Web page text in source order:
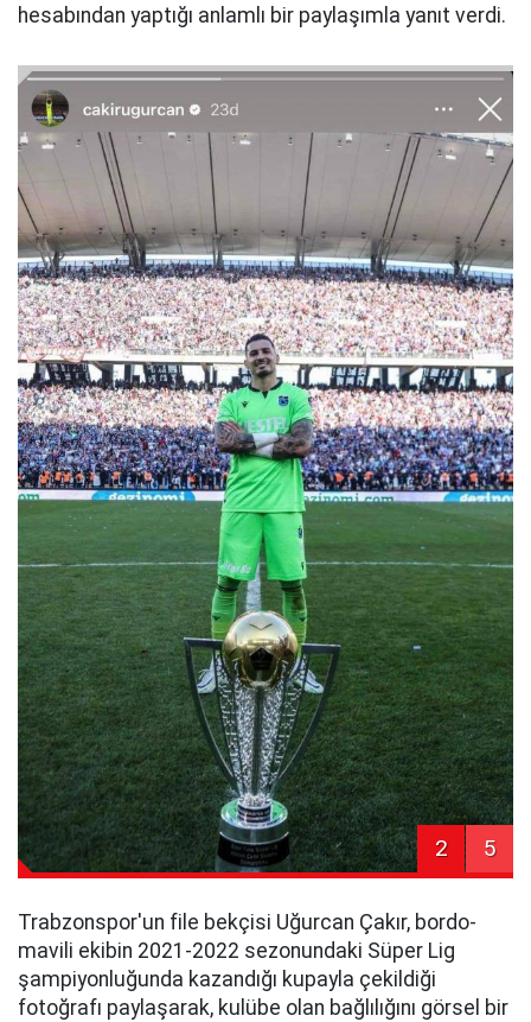
hesabından yaptığı anlamlı bir paylaşımla yanıt verdi.
2 5
Trabzonspor'un file bekçisi Uğurcan Çakır, bordo-
mavili ekibin 2021-2022 sezonundaki Süper Lig
şampiyonluğunda kazandığı kupayla çekildiği
fotoğrafı paylaşarak, kulübe olan bağlılığını görsel bir